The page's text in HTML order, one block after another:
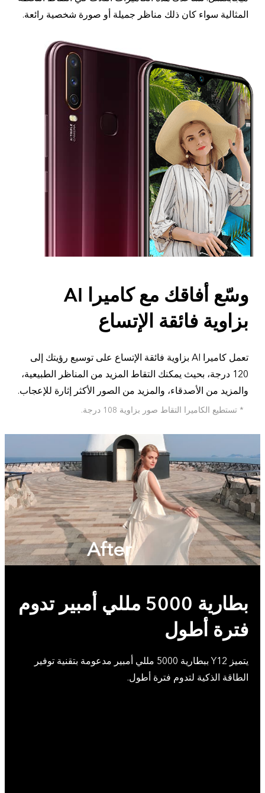
المثالية سواء كان ذلك مناظر جميلة أو صورة شخصية رائعة.
وسّع أفاقك مع كاميرا AI
بزاوية فائقة الإتساع
تعمل كاميرا AI بزاوية فائقة الإتساع على توسيع رؤيتك إلى
120 درجة، بحيث يمكنك التقاط المزيد من المناظر الطبيعية،
والمزيد من الأصدقاء، والمزيد من الصور الأكثر إثارة للإعجاب.
* تستطيع الكاميرا التقاط صور بزاوية 108 درجة.
After
بطارية 5000 مللي أمبير تدوم
فترة أطول
يتميز Y12 ببطارية 5000 مللي أمبير مدعومة بتقنية توفير
الطاقة الذكية لتدوم فترة أطول.